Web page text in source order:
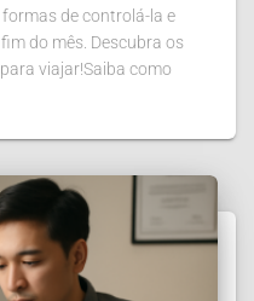
de controlá-la e
do mês. Descubra os
viajar!Saiba como